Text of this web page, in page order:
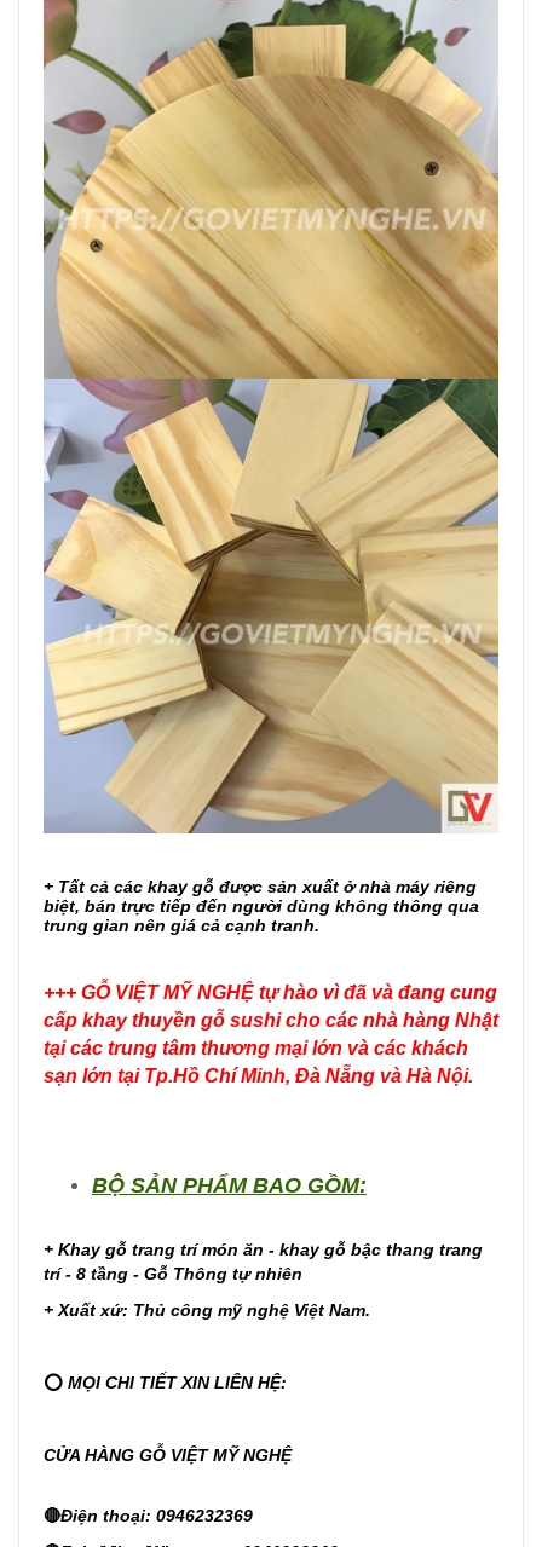
+ Tất cả các khay gỗ được sản xuất ở nhà máy riêng
biệt, bán trực tiếp đến người dùng không thông qua
trung gian nên giá cả cạnh tranh.
+++ GỖ VIỆT MỸ NGHỆ tự hào vì đã và đang cung
cấp khay thuyền gỗ sushi cho các nhà hàng Nhật
tại các trung tâm thương mại lớn và các khách
sạn lớn tại Tp.Hồ Chí Minh, Đà Nẵng và Hà Nội.
BỘ SẢN PHẨM BAO GỒM:
+ Khay gỗ trang trí món ăn - khay gỗ bậc thang trang
trí - 8 tầng - Gỗ Thông tự nhiên
+ Xuất xứ: Thủ công mỹ nghệ Việt Nam.
⭕ MỌI CHI TIẾT XIN LIÊN HỆ:
CỬA HÀNG GỖ VIỆT MỸ NGHỆ
🔴Điện thoại: 0946232369